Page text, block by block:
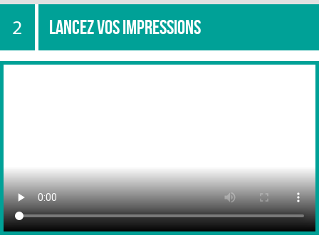
2 LANCEZ VOS IMPRESSIONS